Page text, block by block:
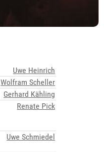
Uwe Heinrich
Wolfram Scheller
Gerhard Kähling
Renate Pick
Uwe Schmiedel